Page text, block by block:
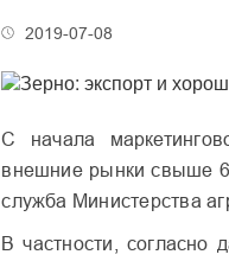
2019-07-08
С начала
внешние рынки свыше
служба Министерства
В частности, согласно